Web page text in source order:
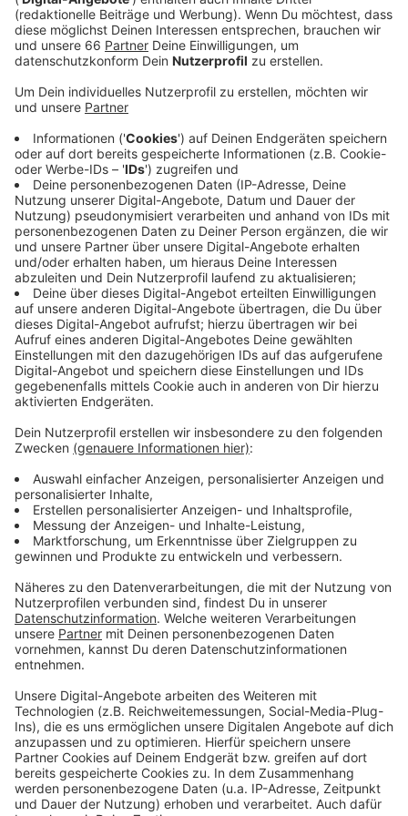
Oberleitung abgerissen.
Veröffentlicht:Mittwoch, 23.08.2023 12:13
Anzeige
Die Straße musste daraufhin in Fahrtrichtung Wersten
gesperrt werden. Der Verkehr staute sich deswegen
für mehrere Stunden über die Kölner Straße bis zum
Oberbilker Markt zurück. Mittlerweile ist die Sperrung
aber wieder aufgehoben. In Richtung Wersten ist seit
dem Mittag zumindest eine Spur wieder frei. Auf der
anderen musste zwischenzeitlich noch der
Sattelschlepper geparkt werden.
Anzeige
Weitere Infos und Links zum Thema:
Anzeige
Die Meldung der Feuerwehr
Infos zum Stadtteil Oberbilk
Weitere Nachrichten aus Düsseldorf
Anzeige
Anzeige